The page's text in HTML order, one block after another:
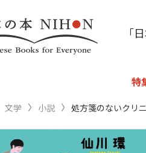
「
特
文学 小説 処方箋のないクリ